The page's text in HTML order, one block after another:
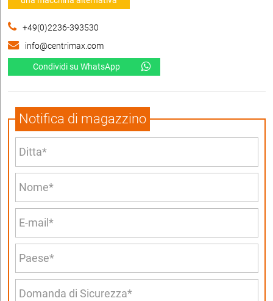
+49(0)2236-393530
info@centrimax.com
Condividi su WhatsApp
Notifica di magazzino